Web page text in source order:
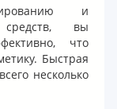
и
средств, вы
что
Быстрая
несколько